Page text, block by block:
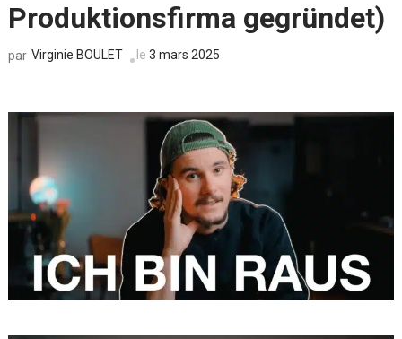
Produktionsfirma gegründet)
par Virginie BOULET le 3 mars 2025